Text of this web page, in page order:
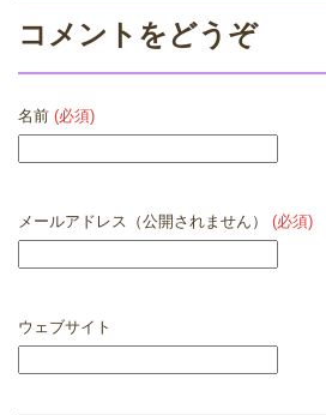
コメントをどうぞ
名前 (必須)
メールアドレス（公開されません） (必須)
ウェブサイト